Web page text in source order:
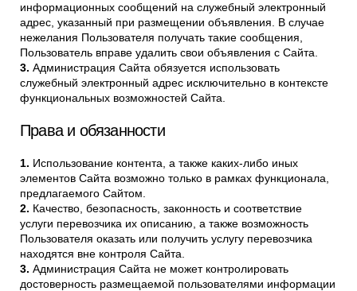
информационных сообщений на служебный электронный
адрес, указанный при размещении объявления. В случае
нежелания Пользователя получать такие сообщения,
Пользователь вправе удалить свои объявления с Сайта.
Администрация Сайта обязуется использовать
служебный электронный адрес исключительно в контексте
функциональных возможностей Сайта.
Права и обязанности
Использование контента, а также каких-либо иных
элементов Сайта возможно только в рамках функционала,
предлагаемого Сайтом.
Качество, безопасность, законность и соответствие
услуги перевозчика их описанию, а также возможность
Пользователя оказать или получить услугу перевозчика
находятся вне контроля Сайта.
Администрация Сайта не может контролировать
достоверность размещаемой пользователями информации